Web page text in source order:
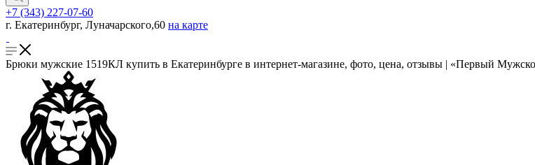
+7 (343) 227-07-60
г. Екатеринбург, Луначарского,60 на карте
Брюки мужские 1519КЛ купить в Екатеринбурге в интернет-магазине, фото, цена, отзывы | «Первый